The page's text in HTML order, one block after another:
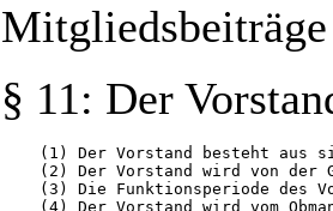
§ 11: Der
(1) Der Vorstand besteht aus
(2) Der Vorstand wird von der
(3) Die Funktionsperiode des
(4) Der Vorstand wird vom